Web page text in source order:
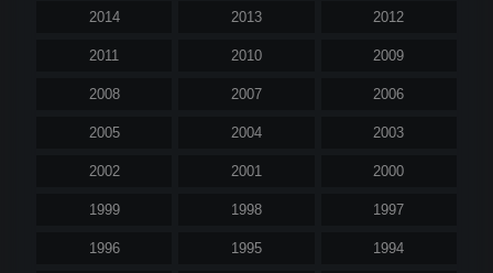
2014 2013 2012
2011 2010 2009
2008 2007 2006
2005 2004 2003
2002 2001 2000
1999 1998 1997
1996 1995 1994